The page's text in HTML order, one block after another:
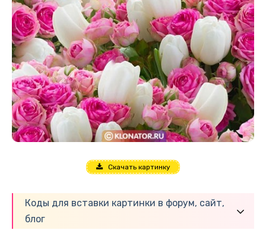
Скачать картинку
Коды для вставки картинки в форум, сайт,
блог